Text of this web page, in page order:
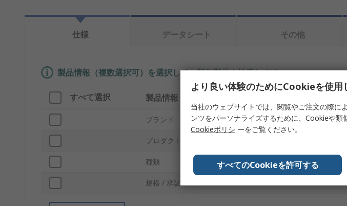
仕様 データシート その他
製品情報（複数選択可）を選択して、類似製品を検索します。
すべて選択 製品情報
ブランド Daniels Manufacturing
プロダクトタイプ
種類 圧着工具ポジショナー/ユニバーサ
規格 / 承認
より良い体験のためにCookieを使用
当社のウェブサイトでは、閲覧やご注文の際に
ンツをパーソナライズするために、Cookieや類
Cookieポリシ ーをご覧ください。
すべてのCookieを許可する